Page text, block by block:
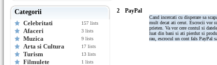
Categorii
Celebritati
157 lists
Afaceri 3 lists
Muzica 9 lists
Arta si Cultura 17 lists
Turism 13 lists
Filmulete 1 lists
2 PayPal
Cand incercati cu disperare sa
mult decat ati cerut. Escrocii vor
prieten. Va vor cere contul si
luat din bani si ati pierdut si
rau, escrocul un cont fals PayPal